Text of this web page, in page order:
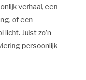
verhaal, een
of een
Juist zo’n
persoonlijk